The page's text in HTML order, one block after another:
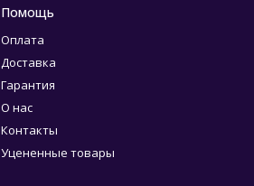
Помощь
Оплата
Доставка
Гарантия
О нас
Контакты
Уцененные товары